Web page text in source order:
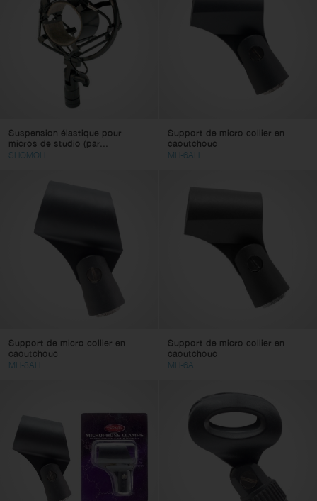
Suspension élastique pour
micros de studio (par...
SHOMOH
Support de micro collier en
caoutchouc
MH-6AH
Support de micro collier en
caoutchouc
MH-8AH
Support de micro collier en
caoutchouc
MH-6A